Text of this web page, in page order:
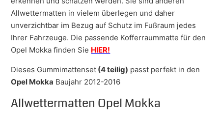
Allwettermatten in vielem überlegen und daher
unverzichtbar im Bezug auf Schutz im Fußraum jedes
Ihrer Fahrzeuge. Die passende Kofferraummatte für den
Opel Mokka finden Sie HIER!
Dieses Gummimattenset (4 teilig) passt perfekt in den
Opel Mokka Baujahr 2012-2016
Allwettermatten Opel Mokka